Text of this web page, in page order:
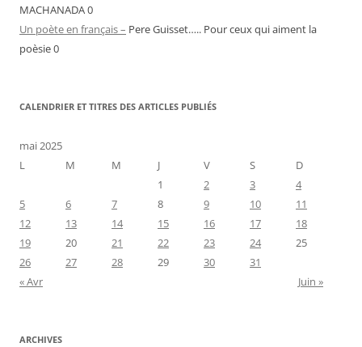
MACHANADA 0
Un poète en français – Pere Guisset….. Pour ceux qui aiment la
poèsie 0
CALENDRIER ET TITRES DES ARTICLES PUBLIÉS
mai 2025
L
M M J V S
D
1
2 3
4
5
6 7 8 9 10
11
12
13 14 15 16 17
18
19
20 21 22 23 24
25
26
27 28 29 30
31
« Avr
Juin »
ARCHIVES